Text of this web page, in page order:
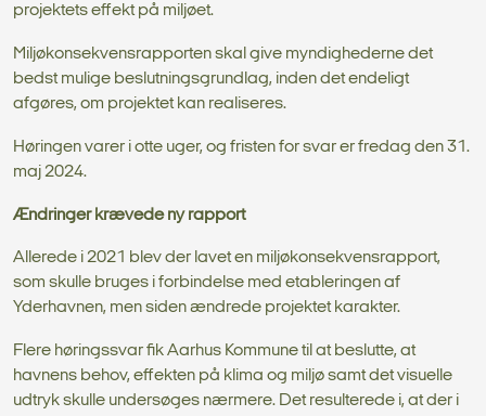
projektets effekt på miljøet.
Miljøkonsekvensrapporten skal give myndighederne det
bedst mulige beslutningsgrundlag, inden det endeligt
afgøres, om projektet kan realiseres.
Høringen varer i otte uger, og fristen for svar er fredag den 31.
maj 2024.
Ændringer krævede ny rapport
Allerede i 2021 blev der lavet en miljøkonsekvensrapport,
som skulle bruges i forbindelse med etableringen af
Yderhavnen, men siden ændrede projektet karakter.
Flere høringssvar fik Aarhus Kommune til at beslutte, at
havnens behov, effekten på klima og miljø samt det visuelle
udtryk skulle undersøges nærmere. Det resulterede i, at der i